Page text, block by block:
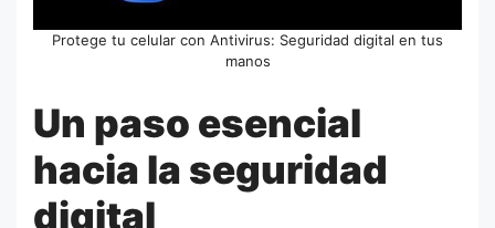
Protege tu celular con Antivirus: Seguridad digital en tus
manos
Un paso esencial
hacia la seguridad
digital